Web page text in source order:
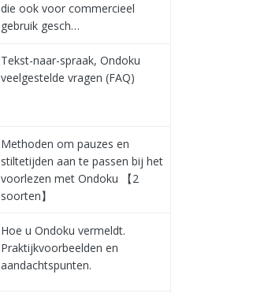
die ook voor commercieel
gebruik gesch…
Tekst-naar-spraak, Ondoku
veelgestelde vragen (FAQ)
Methoden om pauzes en
stiltetijden aan te passen bij het
voorlezen met Ondoku 【2
soorten】
Hoe u Ondoku vermeldt.
Praktijkvoorbeelden en
aandachtspunten.